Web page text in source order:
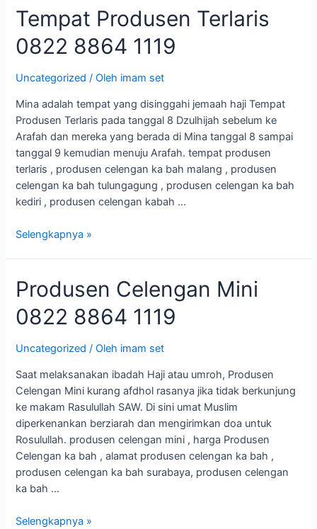
Tempat Produsen Terlaris
0822 8864 1119
Uncategorized / Oleh imam set
Mina adalah tempat yang disinggahi jemaah haji Tempat
Produsen Terlaris pada tanggal 8 Dzulhijah sebelum ke
Arafah dan mereka yang berada di Mina tanggal 8 sampai
tanggal 9 kemudian menuju Arafah. tempat produsen
terlaris , produsen celengan ka bah malang , produsen
celengan ka bah tulungagung , produsen celengan ka bah
kediri , produsen celengan kabah …
Tempat
Produsen
Terlaris
8864
Selengkapnya »
Produsen Celengan Mini
0822 8864 1119
Uncategorized / Oleh imam set
Saat melaksanakan ibadah Haji atau umroh, Produsen
Celengan Mini kurang afdhol rasanya jika tidak berkunjung
ke makam Rasulullah SAW. Di sini umat Muslim
diperkenankan berziarah dan mengirimkan doa untuk
Rosulullah. produsen celengan mini , harga Produsen
Celengan ka bah , alamat produsen celengan ka bah ,
produsen celengan ka bah surabaya, produsen celengan
ka bah …
Produsen
Celengan
Mini
8864
Selengkapnya »